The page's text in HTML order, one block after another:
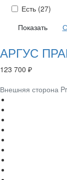
Есть (27)
АРГУС
123 700 ₽
Внешняя сторона